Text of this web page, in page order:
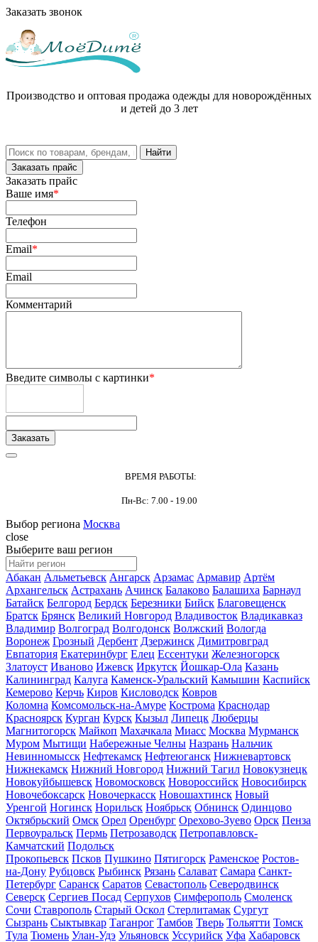
Заказать звонок
Производство и оптовая продажа одежды для новорождённых
и детей до 3 лет
Заказать прайс
Заказать прайс
Ваше имя*
Телефон
Email*
Email
Комментарий
Введите символы с картинки*
ВРЕМЯ РАБОТЫ:
Пн-Вс: 7.00 - 19.00
Выбор региона Москва
close
Выберите ваш регион
Абакан Альметьевск Ангарск Арзамас Армавир Артём
Архангельск Астрахань Ачинск Балаково Балашиха Барнаул
Батайск Белгород Бердск Березники Бийск Благовещенск
Братск Брянск Великий Новгород Владивосток Владикавказ
Владимир Волгоград Волгодонск Волжский Вологда
Воронеж Грозный Дербент Дзержинск Димитровград
Евпатория Екатеринбург Елец Ессентуки Железногорск
Златоуст Иваново Ижевск Иркутск Йошкар-Ола Казань
Калининград Калуга Каменск-Уральский Камышин Каспийск
Кемерово Керчь Киров Кисловодск Ковров
Коломна Комсомольск-на-Амуре Кострома Краснодар
Красноярск Курган Курск Кызыл Липецк Люберцы
Магнитогорск Майкоп Махачкала Миасс Москва Мурманск
Муром Мытищи Набережные Челны Назрань Нальчик
Невинномысск Нефтекамск Нефтеюганск Нижневартовск
Нижнекамск Нижний Новгород Нижний Тагил Новокузнецк
Новокуйбышевск Новомосковск Новороссийск Новосибирск
Новочебоксарск Новочеркасск Новошахтинск Новый
Уренгой Ногинск Норильск Ноябрьск Обнинск Одинцово
Октябрьский Омск Орел Оренбург Орехово-Зуево Орск Пенза
Первоуральск Пермь Петрозаводск Петропавловск-
Камчатский Подольск
Прокопьевск Псков Пушкино Пятигорск Раменское Ростов-
на-Дону Рубцовск Рыбинск Рязань Салават Самара Санкт-
Петербург Саранск Саратов Севастополь Северодвинск
Северск Сергиев Посад Серпухов Симферополь Смоленск
Сочи Ставрополь Старый Оскол Стерлитамак Сургут
Сызрань Сыктывкар Таганрог Тамбов Тверь Тольятти Томск
Тула Тюмень Улан-Удэ Ульяновск Уссурийск Уфа Хабаровск